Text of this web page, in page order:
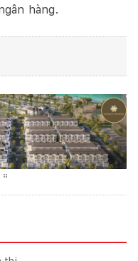
hàng.